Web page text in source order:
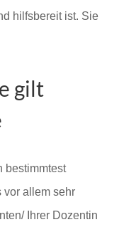
hilfsbereit ist. Sie
gilt
bestimmtest
vor allem sehr
Ihrer Dozentin